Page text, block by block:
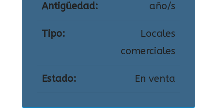
Antigüedad: año/s
Tipo:
Locales
comerciales
Estado: En venta